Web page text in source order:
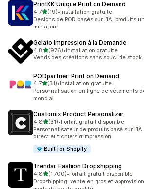
PrintKK Unique Print on Demand
4,7étoile(s) sur 5
(19)
19 avis au total
•Installation gratuite
Designs de POD basés sur l’IA, produits
mis à jour
Gelato Impression à la Demande
4,8étoile(s) sur 5
(976)
976 avis au total
•Installation gratuite
Vends des créations sans souci de stock
PODpartner: Print on Demand
4,7étoile(s) sur 5
(31)
31 avis au total
•Installation gratuite
Personnalisation en ligne de vêtements
mondial
Customix Product Personalizer
4,8étoile(s) sur 5
(31)
31 avis au total
•Forfait gratuit disponible
Personnalisateur de produits basé sur l’IA
direct et fichiers d’impression
Built for Shopify
Trendsi: Fashion Dropshipping
4,8étoile(s) sur 5
(1 700)
1700 avis au total
•Forfait gratuit disponible
Dropshipping, vente en gros et